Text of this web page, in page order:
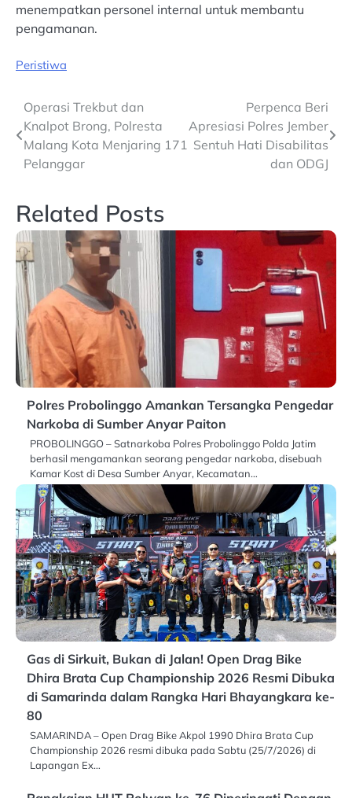
menempatkan personel internal untuk membantu
pengamanan.
Peristiwa
Post
navigation
Operasi Trekbut dan
Knalpot Brong, Polresta
Malang Kota Menjaring 171
Pelanggar
Perpenca Beri
Apresiasi Polres Jember
Sentuh Hati Disabilitas
dan ODGJ
Related Posts
Polres Probolinggo Amankan Tersangka Pengedar
Narkoba di Sumber Anyar Paiton
PROBOLINGGO – Satnarkoba Polres Probolinggo Polda Jatim
berhasil mengamankan seorang pengedar narkoba, disebuah
Kamar Kost di Desa Sumber Anyar, Kecamatan…
Gas di Sirkuit, Bukan di Jalan! Open Drag Bike
Dhira Brata Cup Championship 2026 Resmi Dibuka
di Samarinda dalam Rangka Hari Bhayangkara ke-
80
SAMARINDA – Open Drag Bike Akpol 1990 Dhira Brata Cup
Championship 2026 resmi dibuka pada Sabtu (25/7/2026) di
Lapangan Ex…